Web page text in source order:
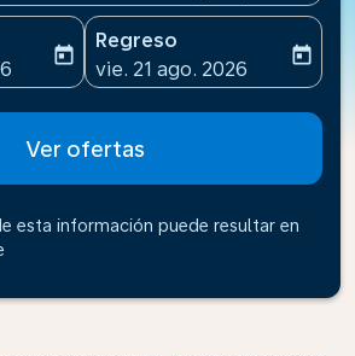
date-aria-label
today
Regreso
fc-booking-return-date-
vie. 21 ago. 2026
today
Ver ofertas
esta información puede resultar en